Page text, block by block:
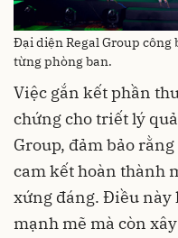
Đại diện Regal Group công
từng phòng ban.
Việc gắn kết phần
chứng cho triết lý
Group, đảm bảo
cam kết hoàn thành
xứng đáng. Điều này
mạnh mẽ mà còn